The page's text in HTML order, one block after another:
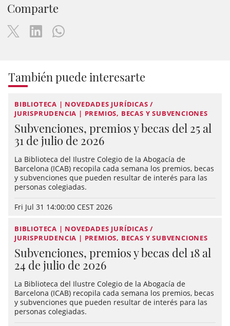
Comparte
También puede interesarte
BIBLIOTECA | NOVEDADES JURÍDICAS /
JURISPRUDENCIA | PREMIOS, BECAS Y SUBVENCIONES
Subvenciones, premios y becas del 25 al
31 de julio de 2026
La Biblioteca del Ilustre Colegio de la Abogacía de
Barcelona (ICAB) recopila cada semana los premios, becas
y subvenciones que pueden resultar de interés para las
personas colegiadas.
Fri Jul 31 14:00:00 CEST 2026
BIBLIOTECA | NOVEDADES JURÍDICAS /
JURISPRUDENCIA | PREMIOS, BECAS Y SUBVENCIONES
Subvenciones, premios y becas del 18 al
24 de julio de 2026
La Biblioteca del Ilustre Colegio de la Abogacía de
Barcelona (ICAB) recopila cada semana los premios, becas
y subvenciones que pueden resultar de interés para las
personas colegiadas.